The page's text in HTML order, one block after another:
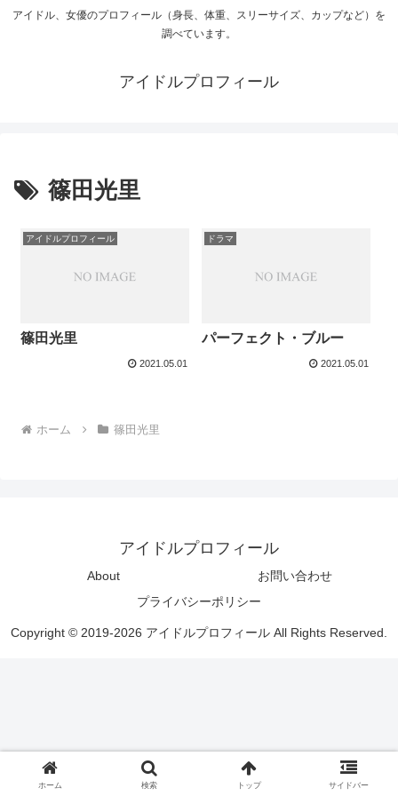
アイドル、女優のプロフィール（身長、体重、スリーサイズ、カップなど）を
調べています。
アイドルプロフィール
篠田光里
アイドルプロフィール
篠田光里
2021.05.01
ドラマ
パーフェクト・ブルー
2021.05.01
ホーム 篠田光里
アイドルプロフィール
About
お問い合わせ
プライバシーポリシー
Copyright © 2019-2026 アイドルプロフィール All Rights Reserved.
ホーム 検索 トップ サイドバー